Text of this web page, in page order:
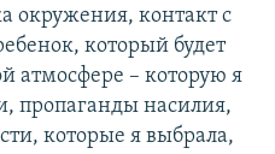
окружения, контакт с
который будет
атмосфере – которую я
пропаганды насилия,
которые я выбрала,